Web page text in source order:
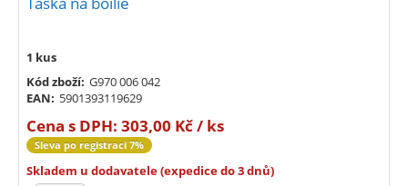
1 kus
Kód zboží: G970 006 042
EAN: 5901393119629
Cena s DPH: 303,00 Kč / ks
Sleva po registraci 7%
Skladem u dodavatele (expedice do 3 dnů)